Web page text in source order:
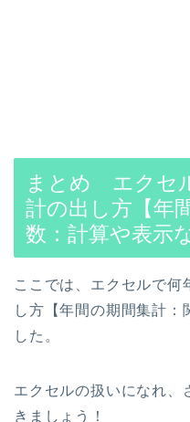
まとめ エクセ
計の出し方【年
数：計算や表示
ここでは、エクセルで何
し方【年間の期間集計：
した。
エクセルの扱いになれ、
きましょう！